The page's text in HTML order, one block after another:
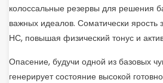
колоссальные резервы для решения
важных идеалов. Соматически ярость
НС, повышая физический тонус и
Опасение, будучи одной из базовых
генерирует состояние высокой